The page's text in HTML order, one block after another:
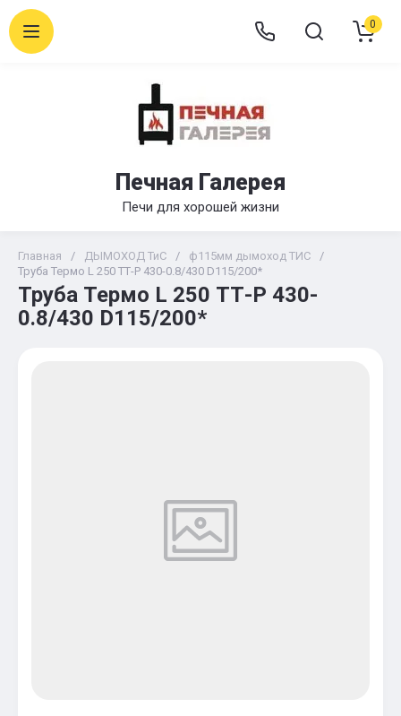
Печная Галерея
Печи для хорошей жизни
0
Главная / ДЫМОХОД ТиС / ф115мм дымоход ТИС
/
Труба Термо L 250 ТТ-Р 430-0.8/430 D115/200*
Труба Термо L 250 ТТ-Р 430-
0.8/430 D115/200*